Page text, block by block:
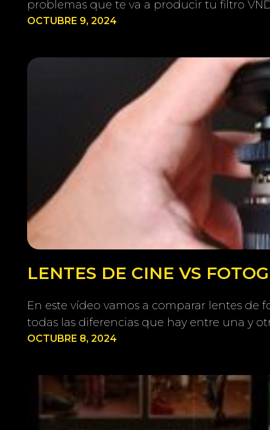
problemas que te va a producir tu filtro
OCTUBRE 9, 2024
LENTES DE CINE VS
En este vídeo vamos a comparar lentes de
todas las diferencias que hay entre una y
OCTUBRE 8, 2024